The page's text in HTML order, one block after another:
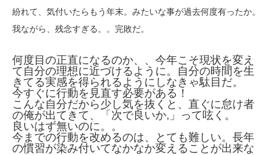
紛れて、気付いたらもう年末。みたいな事が過去何度有ったか。
我ながら、残念すぎる。。完敗だ。
何度目の正直になるのか、、今年こそ現状を変え
て自分の理想に近づけるように。自分の時間を生
きてる実感を得られるようにしなきゃ駄目だ。
今すぐに行動を見直す必要がある！
こんな自分だから少し気を抜くと、直ぐに怠け者
の俺が出てきて、「次で良いか,」って呟く。
良いはず無いのに。。
今までの行動を改めるのは、とても難しい。長年
の慣習が染み付いてなかなか変えることが出来な